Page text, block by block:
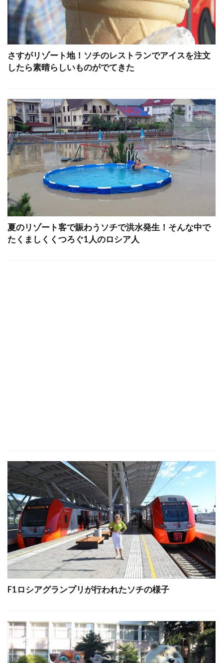
さすがリゾート地！ソチのレストランでアイスを注文
したら素晴らしいものがでてきた
夏のリゾート客で賑わうソチで洪水発生！そんな中で
たくましくくつろぐ1人のロシア人
F1ロシアグランプリが行われたソチの様子